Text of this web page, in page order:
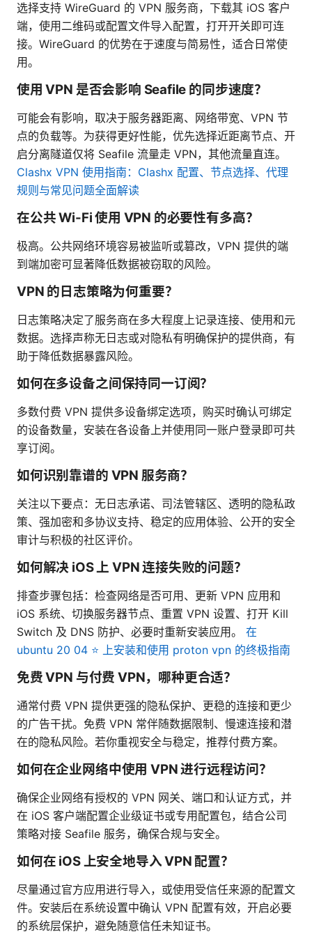
选择支持 WireGuard 的 VPN 服务商，下载其 iOS 客户
端，使用二维码或配置文件导入配置，打开开关即可连
接。WireGuard 的优势在于速度与简易性，适合日常使
用。
使用 VPN 是否会影响 Seafile 的同步速度？
可能会有影响，取决于服务器距离、网络带宽、VPN 节
点的负载等。为获得更好性能，优先选择近距离节点、开
启分离隧道仅将 Seafile 流量走 VPN，其他流量直连。
Clashx VPN 使用指南：Clashx 配置、节点选择、代理
规则与常见问题全面解读
在公共 Wi-Fi 使用 VPN 的必要性有多高？
极高。公共网络环境容易被监听或篡改，VPN 提供的端
到端加密可显著降低数据被窃取的风险。
VPN 的日志策略为何重要？
日志策略决定了服务商在多大程度上记录连接、使用和元
数据。选择声称无日志或对隐私有明确保护的提供商，有
助于降低数据暴露风险。
如何在多设备之间保持同一订阅？
多数付费 VPN 提供多设备绑定选项，购买时确认可绑定
的设备数量，安装在各设备上并使用同一账户登录即可共
享订阅。
如何识别靠谱的 VPN 服务商？
关注以下要点：无日志承诺、司法管辖区、透明的隐私政
策、强加密和多协议支持、稳定的应用体验、公开的安全
审计与积极的社区评价。
如何解决 iOS 上 VPN 连接失败的问题？
排查步骤包括：检查网络是否可用、更新 VPN 应用和
iOS 系统、切换服务器节点、重置 VPN 设置、打开 Kill
Switch 及 DNS 防护、必要时重新安装应用。 在
ubuntu 20 04 ⭐ 上安装和使用 proton vpn 的终极指南
免费 VPN 与付费 VPN，哪种更合适？
通常付费 VPN 提供更强的隐私保护、更稳的连接和更少
的广告干扰。免费 VPN 常伴随数据限制、慢速连接和潜
在的隐私风险。若你重视安全与稳定，推荐付费方案。
如何在企业网络中使用 VPN 进行远程访问？
确保企业网络有授权的 VPN 网关、端口和认证方式，并
在 iOS 客户端配置企业级证书或专用配置包，结合公司
策略对接 Seafile 服务，确保合规与安全。
如何在 iOS 上安全地导入 VPN 配置？
尽量通过官方应用进行导入，或使用受信任来源的配置文
件。安装后在系统设置中确认 VPN 配置有效，开启必要
的系统层保护，避免随意信任未知证书。